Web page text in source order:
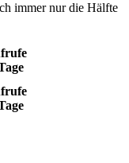
immer nur die Hälfte